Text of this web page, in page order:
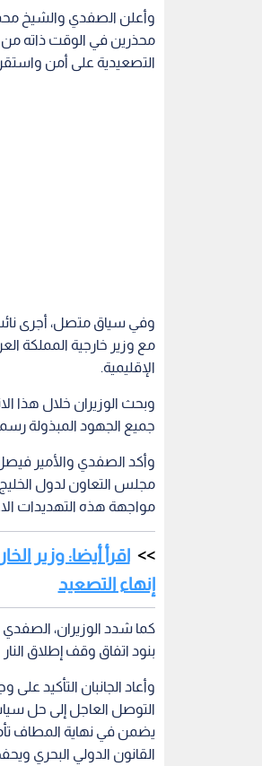
وأعلن الصفدي والشيخ
محذرين في الوقت ذاته من
التصعيدية على أمن
وفي سياق متصل، أجرى
مع وزير خارجية المملكة
الإقليمية.
وبحث الوزيران خلال هذا
جميع الجهود المبذولة
وأكد الصفدي والأمير فيصل
مجلس التعاون لدول
مواجهة هذه التهديدات
اقرأ أيضا: وزير
إنهاء التصعيد
كما شدد الوزيران،
بنود اتفاق وقف إطلاق النار
وأعاد الجانبان التأكيد
التوصل العاجل إلى حل
يضمن في نهاية المطاف
القانون الدولي البحري